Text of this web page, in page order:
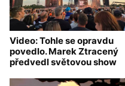
Video: Tohle se opravdu
povedlo. Marek Ztracený
předvedl světovou show